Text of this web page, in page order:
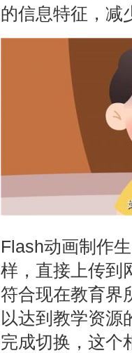
的信息特征，减
Flash动画制作
样，直接上传到
符合现在教育界
以达到教学资源
完成切换，这个